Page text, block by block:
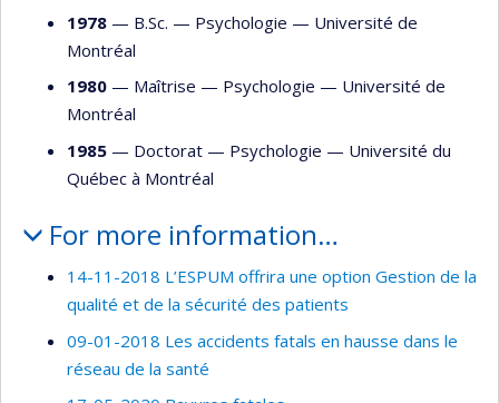
1978 — B.Sc. — Psychologie — Université de
Montréal
1980 — Maîtrise — Psychologie — Université de
Montréal
1985 — Doctorat — Psychologie — Université du
Québec à Montréal
For more information…
14-11-2018 L’ESPUM offrira une option Gestion de la
qualité et de la sécurité des patients
09-01-2018 Les accidents fatals en hausse dans le
réseau de la santé